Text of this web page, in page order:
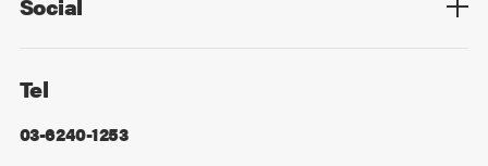
Tel
03-6240-1253